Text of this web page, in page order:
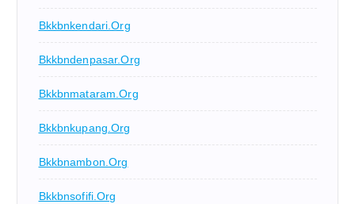
Bkkbnkendari.org
Bkkbndenpasar.org
Bkkbnmataram.org
Bkkbnkupang.org
Bkkbnambon.org
Bkkbnsofifi.org